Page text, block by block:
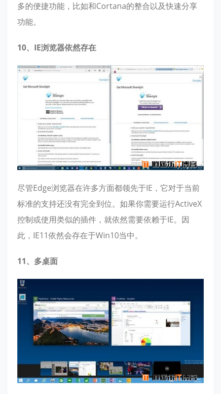
多的便捷功能，比如和Cortana的整合以及快速分享
功能。
10、IE浏览器依然存在
尽管Edge浏览器在许多方面都领先于IE，它对于当前
标准的支持还没有完全到位。如果你需要运行ActiveX
控制或使用类似的插件，就依然需要依赖于IE。因
此，IE11依然会存在于Win10当中。
11、多桌面